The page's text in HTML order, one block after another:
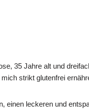
35 Jahre alt und
strikt glutenfrei
einen leckeren und